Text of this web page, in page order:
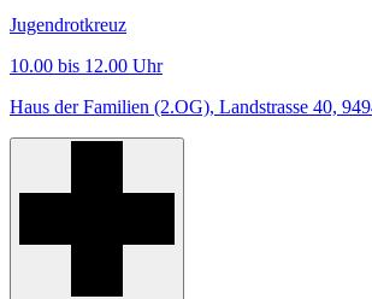
Jugendrotkreuz
10.00 bis 12.00 Uhr
Haus der Familien (2.OG), Landstrasse 40,